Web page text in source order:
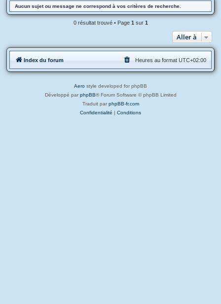
c
h
e
Aucun sujet ou message ne correspond à vos critères de recherche.
0 résultat trouvé • Page 1 sur 1
Aller à
Index du forum Heures au format UTC+02:00
Aero style developed for phpBB
Développé par phpBB® Forum Software © phpBB Limited
Traduit par phpBB-fr.com
Confidentialité | Conditions